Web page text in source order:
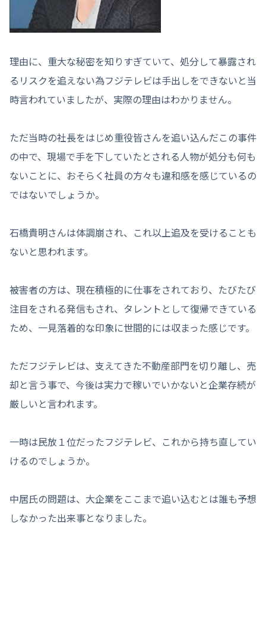
理由に、重大な秘密を知りすぎていて、処分して暴露され
るリスクを追えない為フジテレビは手出しをできないと当
時言われていましたが、実際の理由はわかりません。
ただ当時の社長をはじめ重役皆さんを追い込んだこの事件
の中で、現場で手を下していたとされる人物が処分も何も
ないことに、おそらく社員の方々も違和感を感じているの
ではないでしょうか。
石橋貴明さんは体調崩され、これ以上追及を受けることも
ないと思われます。
被害者の方は、現在積極的に仕事をされており、たびたび
注目をされる発信もされ、タレントとして復帰できている
ため、一見落着的な印象に世間的には収まった感じです。
ただフジテレビは、支えてきた不動産部門を切り離し、売
却と言う事で、今後は実力で稼いでいかないと企業存続が
厳しいと言われます。
一時は民放１位だったフジテレビ、これから持ち直してい
けるのでしょうか。
中居氏の問題は、大企業をここまで追い込むとは誰も予想
しなかった出来事となりました。